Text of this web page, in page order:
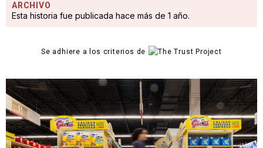
ARCHIVO
Esta historia fue publicada hace más de 1 año.
Se adhiere a los criterios de